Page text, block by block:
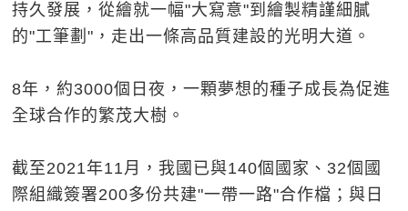
持久發展，從繪就一幅"大寫意"到繪製精謹細膩
的"工筆劃"，走出一條高品質建設的光明大道。
8年，約3000個日夜，一顆夢想的種子成長為促進
全球合作的繁茂大樹。
截至2021年11月，我國已與140個國家、32個國
際組織簽署200多份共建"一帶一路"合作檔；與日